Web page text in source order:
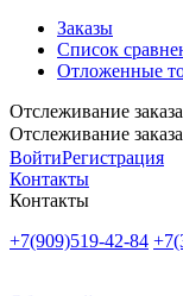
Заказы
Список
Отложенные
Отслеживание заказа
Отслеживание заказа
ВойтиРегистрация
Контакты
Контакты
+7(909)519-42-84